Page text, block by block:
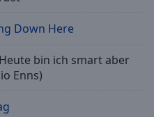
Down Here
Heute bin ich smart aber
Enns)